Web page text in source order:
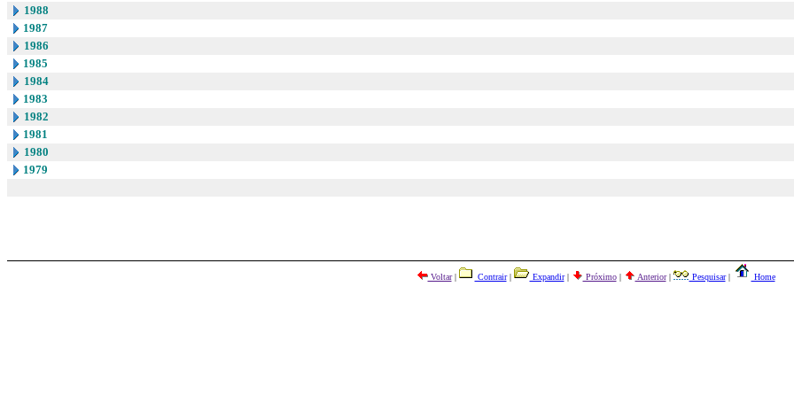
1988
1987
1986
1985
1984
1983
1982
1981
1980
1979
Voltar| Contrair| Expandir| Próximo| Anterior| Pesquisar| Home